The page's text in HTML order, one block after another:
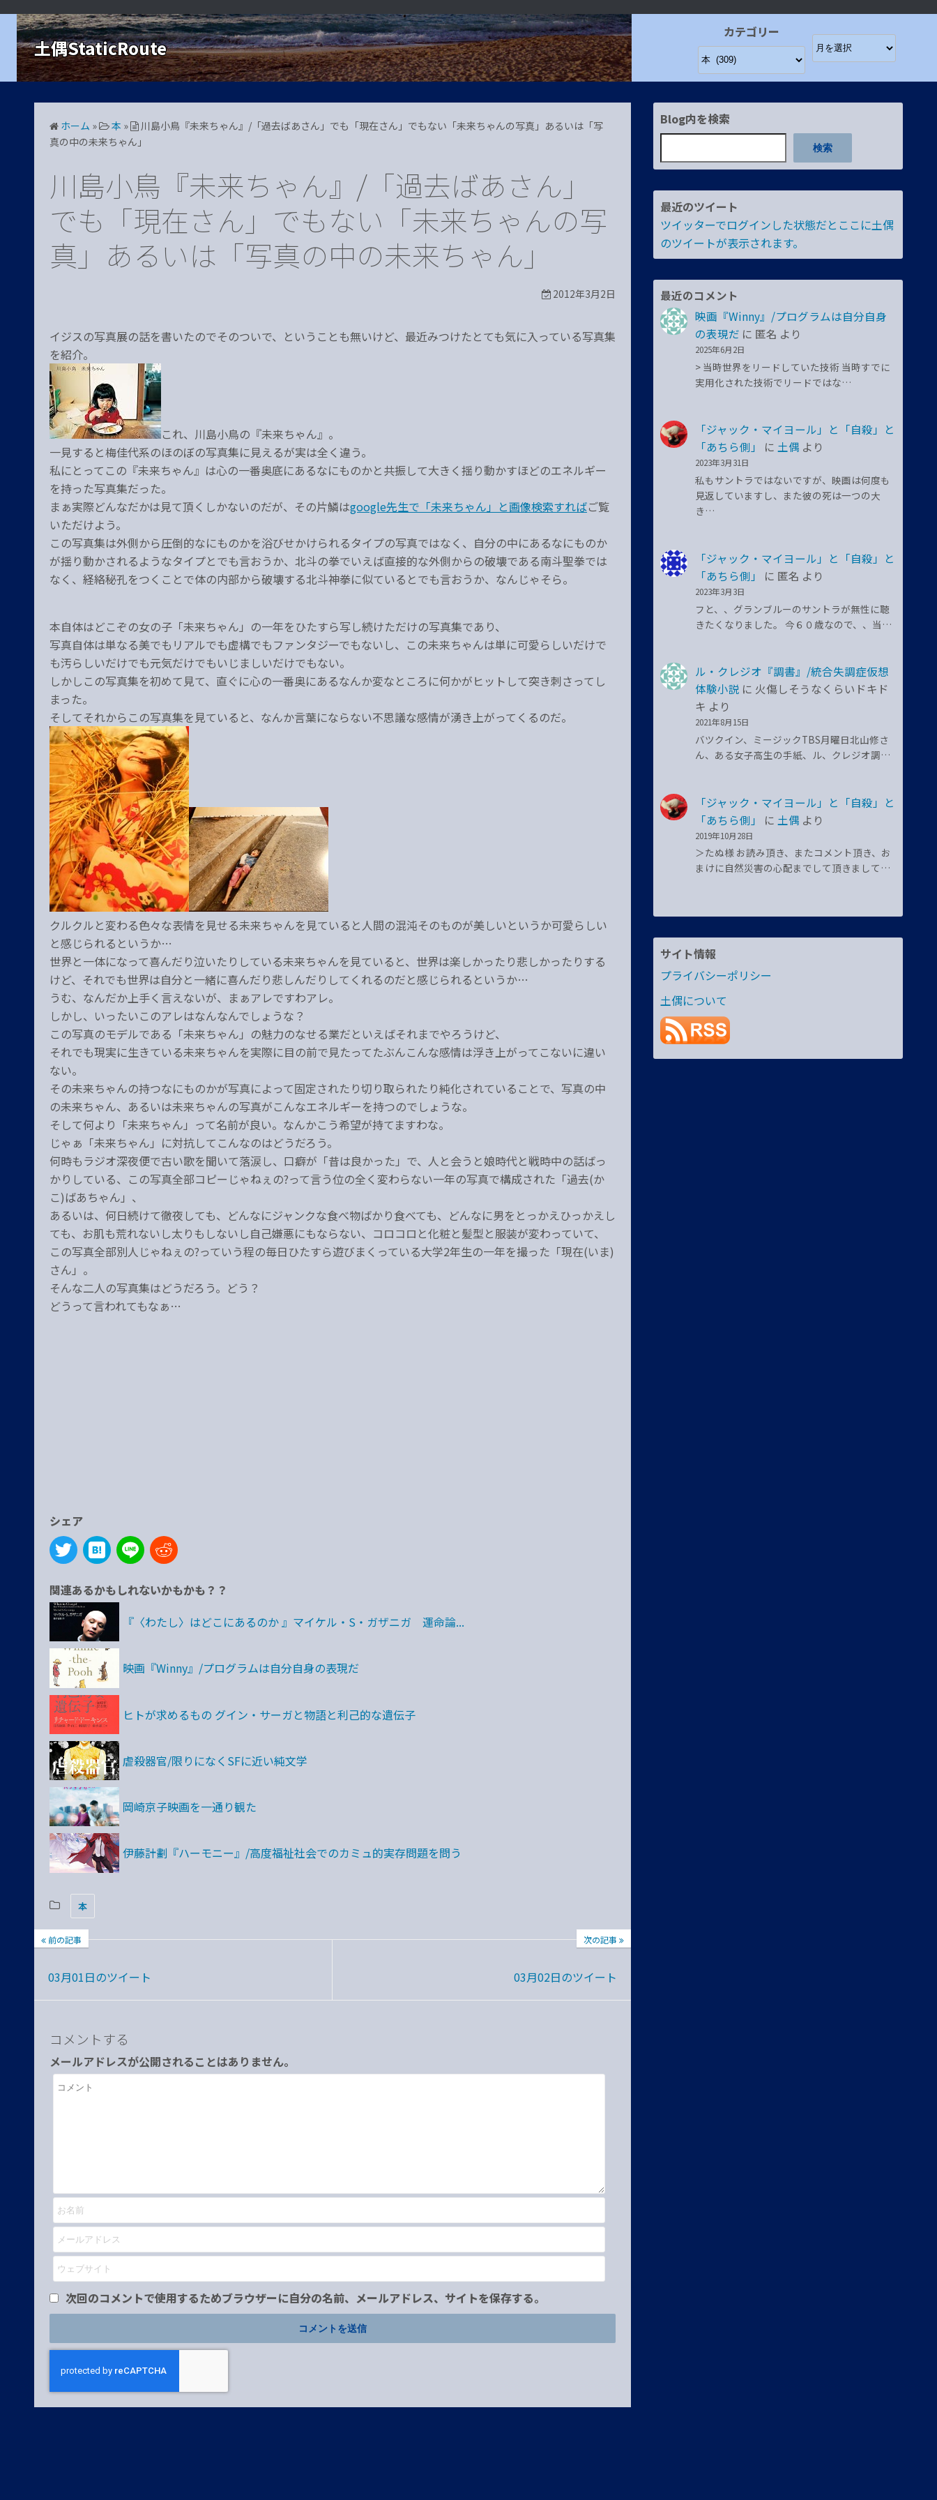
ツ
土偶StaticRoute
カテゴリー
ホーム » 本 »
川島小鳥『未来ちゃん』/「過去ばあさん」でも「現在さん」でもない「未来ちゃんの写真」あるいは「写
真の中の未来ちゃん」
川島小鳥『未来ちゃん』/「過去ばあさん」
でも「現在さん」でもない「未来ちゃんの写
真」あるいは「写真の中の未来ちゃん」
2012年3月2日
イジスの写真展の話を書いたのでそのついで、ということも無いけど、最近みつけたとても気に入っている写真集
を紹介。
これ、川島小鳥の『未来ちゃん』。
一見すると梅佳代系のほのぼの写真集に見えるが実は全く違う。
私にとってこの『未来ちゃん』は心の一番奥底にあるなにものかと共振して大きく揺り動かすほどのエネルギー
を持った写真集だった。
まぁ実際どんなだかは見て頂くしかないのだが、その片鱗はgoogle先生で「未来ちゃん」と画像検索すればご覧
いただけよう。
この写真集は外側から圧倒的なにものかを浴びせかけられるタイプの写真ではなく、自分の中にあるなにものか
が揺り動かされるようなタイプとでも言おうか、北斗の拳でいえば直接的な外側からの破壊である南斗聖拳では
なく、経絡秘孔をつくことで体の内部から破壊する北斗神拳に似ているとでも言おうか、なんじゃそら。
本自体はどこぞの女の子「未来ちゃん」の一年をひたすら写し続けただけの写真集であり、
写真自体は単なる美でもリアルでも虚構でもファンタジーでもないし、この未来ちゃんは単に可愛らしいだけで
も汚らしいだけでも元気だけでもいじましいだけでもない。
しかしこの写真集を初めて見て、直ぐに心の一番奥にあるなんか変なところに何かがヒットして突き刺さってし
まった。
そしてそれからこの写真集を見ていると、なんか言葉にならない不思議な感情が湧き上がってくるのだ。
クルクルと変わる色々な表情を見せる未来ちゃんを見ていると人間の混沌そのものが美しいというか可愛らしい
と感じられるというか…
世界と一体になって喜んだり泣いたりしている未来ちゃんを見ていると、世界は楽しかったり悲しかったりする
けど、それでも世界は自分と一緒に喜んだり悲しんだりしてくれるのだと感じられるというか…
うむ、なんだか上手く言えないが、まぁアレですわアレ。
しかし、いったいこのアレはなんなんでしょうな？
この写真のモデルである「未来ちゃん」の魅力のなせる業だといえばそれまでやろうけど、
それでも現実に生きている未来ちゃんを実際に目の前で見たってたぶんこんな感情は浮き上がってこないに違い
ない。
その未来ちゃんの持つなにものかが写真によって固定されたり切り取られたり純化されていることで、写真の中
の未来ちゃん、あるいは未来ちゃんの写真がこんなエネルギーを持つのでしょうな。
そして何より「未来ちゃん」って名前が良い。なんかこう希望が持てますわな。
じゃぁ「未来ちゃん」に対抗してこんなのはどうだろう。
何時もラジオ深夜便で古い歌を聞いて落涙し、口癖が「昔は良かった」で、人と会うと娘時代と戦時中の話ばっ
かりしている、この写真全部コピーじゃねぇの?って言う位の全く変わらない一年の写真で構成された「過去(か
こ)ばあちゃん」、
あるいは、何日続けて徹夜しても、どんなにジャンクな食べ物ばかり食べても、どんなに男をとっかえひっかえし
ても、お肌も荒れないし太りもしないし自己嫌悪にもならない、コロコロと化粧と髪型と服装が変わっていて、
この写真全部別人じゃねぇの?っていう程の毎日ひたすら遊びまくっている大学2年生の一年を撮った「現在(いま)
さん」。
そんな二人の写真集はどうだろう。どう？
どうって言われてもなぁ…
シェア
関連あるかもしれないかもかも？？
『〈わたし〉はどこにあるのか 』マイケル・S・ガザニガ 運命論...
映画『Winny』/プログラムは自分自身の表現だ
ヒトが求めるもの グイン・サーガと物語と利己的な遺伝子
虐殺器官/限りになくSFに近い純文学
岡崎京子映画を一通り観た
伊藤計劃『ハーモニー』/高度福祉社会でのカミュ的実存問題を問う
本
前の記事
03月01日のツイート
次の記事
03月02日のツイート
コメントする
メールアドレスが公開されることはありません。
次回のコメントで使用するためブラウザーに自分の名前、メールアドレス、サイトを保存する。
Blog内を検索
検索
最近のツイート
ツイッターでログインした状態だとここに土偶
のツイートが表示されます。
最近のコメント
映画『Winny』/プログラムは自分自身
の表現だ に 匿名 より
2025年6月2日
> 当時世界をリードしていた技術 当時すでに
実用化された技術でリードではな…
「ジャック・マイヨール」と「自殺」と
「あちら側」
に 土偶 より
2023年3月31日
私もサントラではないですが、映画は何度も
見返していますし、また彼の死は一つの大
き…
「ジャック・マイヨール」と「自殺」と
「あちら側」
に 匿名 より
2023年3月3日
フと、、グランブルーのサントラが無性に聴
きたくなりました。 今６０歳なので、、当…
ル・クレジオ『調書』/統合失調症仮想
体験小説 に 火傷しそうなくらいドキド
キ より
2021年8月15日
バツクイン、ミージックTBS月曜日北山修さ
ん、ある女子高生の手紙、ル、クレジオ調…
「ジャック・マイヨール」と「自殺」と
「あちら側」
に 土偶 より
2019年10月28日
＞たぬ様 お読み頂き、またコメント頂き、お
まけに自然災害の心配までして頂きまして…
サイト情報
プライバシーポリシー
土偶について